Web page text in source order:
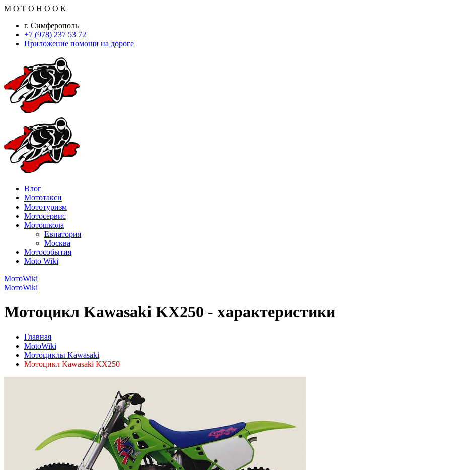
M O T O H O O K
г. Симферополь
+7 (978) 237 53 72
Приложение помощи на дороге
Влог
Мототакси
Мототуризм
Мотосервис
Мотошкола
Евпатория
Москва
Мотособытия
Moto Wiki
МотоWiki
МотоWiki
Мотоцикл Kawasaki KX250 - характеристики
Главная
MotoWiki
Мотоциклы Kawasaki
Мотоцикл Kawasaki KX250